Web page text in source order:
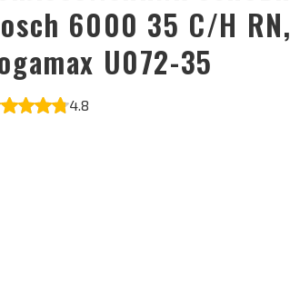
6000 35 C/H RN,
U072-35
4.8